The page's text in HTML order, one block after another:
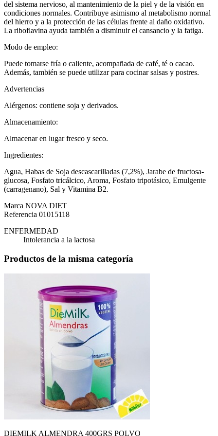
del sistema nervioso, al mantenimiento de la piel y de la visión en
condiciones normales. Contribuye asimismo al metabolismo normal
del hierro y a la protección de las células frente al daño oxidativo.
La riboflavina ayuda también a disminuir el cansancio y la fatiga.
Modo de empleo:
Puede tomarse fría o caliente, acompañada de café, té o cacao.
Además, también se puede utilizar para cocinar salsas y postres.
Advertencias
Alérgenos: contiene soja y derivados.
Almacenamiento:
Almacenar en lugar fresco y seco.
Ingredientes:
Agua, Habas de Soja descascarilladas (7,2%), Jarabe de fructosa-
glucosa, Fosfato tricálcico, Aroma, Fosfato tripotásico, Emulgente
(carragenano), Sal y Vitamina B2.
Marca NOVA DIET
Referencia 01015118
ENFERMEDAD
Intolerancia a la lactosa
Productos de la misma categoría
DIEMILK ALMENDRA 400GRS POLVO